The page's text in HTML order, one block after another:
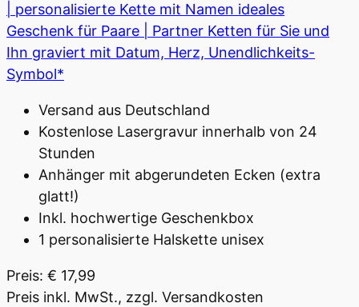
| personalisierte Kette mit Namen ideales
Geschenk für Paare | Partner Ketten für Sie und
Ihn graviert mit Datum, Herz, Unendlichkeits-
Symbol*
Versand aus Deutschland
Kostenlose Lasergravur innerhalb von 24
Stunden
Anhänger mit abgerundeten Ecken (extra
glatt!)
Inkl. hochwertige Geschenkbox
1 personalisierte Halskette unisex
Preis: € 17,99
Preis inkl. MwSt., zzgl. Versandkosten